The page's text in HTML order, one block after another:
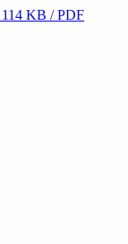
114 KB / PDF